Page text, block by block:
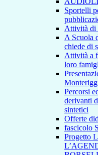
Sportelli
Attività di
A Scuola
chiede di
Attività a
loro
Percorsi
derivanti
sintetici
Offerte
fascicolo
Progetto